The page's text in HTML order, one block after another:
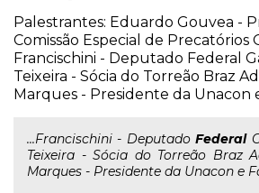
Palestrantes: Eduardo Gouvea -
Comissão Especial de Precatórios
Francischini - Deputado Federal
Teixeira - Sócia do Torreão Braz
Marques - Presidente da Unacon
...Francischini - DeputadoFederal
Teixeira - Sócia do Torreão Braz
Marques - Presidente da Unacon e